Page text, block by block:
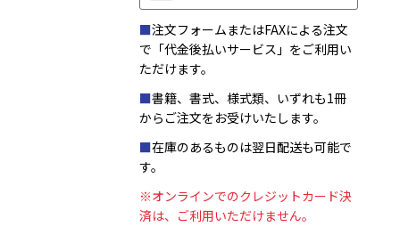
■注文フォームまたはFAXによる注文
で「代金後払いサービス」をご利用い
ただけます。
■書籍、書式、様式類、いずれも1冊
からご注文をお受けいたします。
■在庫のあるものは翌日配送も可能で
す。
※オンラインでのクレジットカード決
済は、ご利用いただけません。